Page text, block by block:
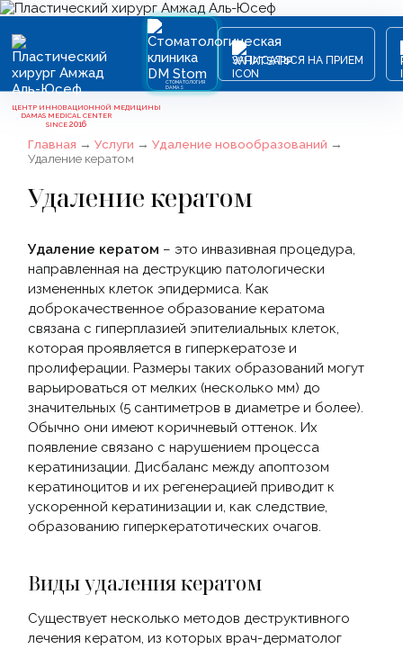
ЦЕНТР ИННОВАЦИОННОЙ МЕДИЦИНЫ
DAMAS MEDICAL CENTER
SINCE 2016
СТОМАТОЛОГИЯ
DAMAS
ЗАПИСАТЬСЯ НА ПРИЕМ
Главная →Услуги →Удаление новообразований →
Удаление кератом
Удаление кератом
Удаление кератом – это инвазивная процедура,
направленная на деструкцию патологически
измененных клеток эпидермиса. Как
доброкачественное образование кератома
связана с гиперплазией эпителиальных клеток,
которая проявляется в гиперкератозе и
пролиферации. Размеры таких образований могут
варьироваться от мелких (несколько мм) до
значительных (5 сантиметров в диаметре и более).
Обычно они имеют коричневый оттенок. Их
появление связано с нарушением процесса
кератинизации. Дисбаланс между апоптозом
кератиноцитов и их регенерацией приводит к
ускоренной кератинизации и, как следствие,
образованию гиперкератотических очагов.
Виды удаления кератом
Существует несколько методов деструктивного
лечения кератом, из которых врач-дерматолог